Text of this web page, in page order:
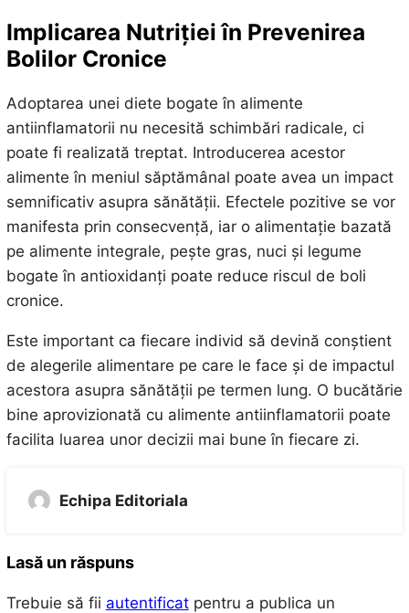
Implicarea Nutriției în Prevenirea
Bolilor Cronice
Adoptarea unei diete bogate în alimente
antiinflamatorii nu necesită schimbări radicale, ci
poate fi realizată treptat. Introducerea acestor
alimente în meniul săptămânal poate avea un impact
semnificativ asupra sănătății. Efectele pozitive se vor
manifesta prin consecvență, iar o alimentație bazată
pe alimente integrale, pește gras, nuci și legume
bogate în antioxidanți poate reduce riscul de boli
cronice.
Este important ca fiecare individ să devină conștient
de alegerile alimentare pe care le face și de impactul
acestora asupra sănătății pe termen lung. O bucătărie
bine aprovizionată cu alimente antiinflamatorii poate
facilita luarea unor decizii mai bune în fiecare zi.
Echipa Editoriala
Lasă un răspuns
Trebuie să fii autentificatpentru a publica un